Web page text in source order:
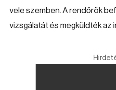
vele szemben. A rendőrök
vizsgálatát és megküldték az